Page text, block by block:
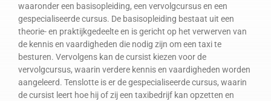
waaronder een basisopleiding, een vervolgcursus en een
gespecialiseerde cursus. De basisopleiding bestaat uit een
theorie- en praktijkgedeelte en is gericht op het verwerven van
de kennis en vaardigheden die nodig zijn om een taxi te
besturen. Vervolgens kan de cursist kiezen voor de
vervolgcursus, waarin verdere kennis en vaardigheden worden
aangeleerd. Tenslotte is er de gespecialiseerde cursus, waarin
de cursist leert hoe hij of zij een taxibedrijf kan opzetten en